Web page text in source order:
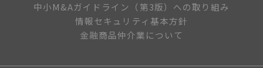
中小M&Aガイドライン（第3版）への取り組み
情報セキュリティ基本方針
金融商品仲介業について